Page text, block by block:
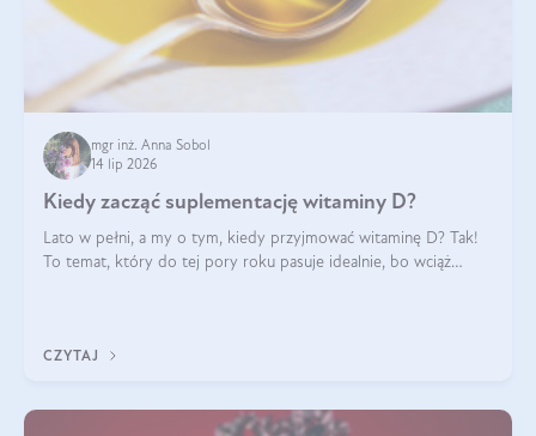
mgr inż. Anna Sobol
14 lip 2026
Kiedy zacząć suplementację witaminy D?
Lato w pełni, a my o tym, kiedy przyjmować witaminę D? Tak!
To temat, który do tej pory roku pasuje idealnie, bo wciąż
CZYTAJ